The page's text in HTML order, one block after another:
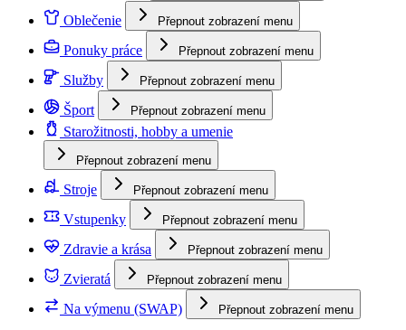
Oblečenie Přepnout zobrazení menu
Ponuky práce Přepnout zobrazení menu
Služby Přepnout zobrazení menu
Šport Přepnout zobrazení menu
Starožitnosti, hobby a umenie
Přepnout zobrazení menu
Stroje Přepnout zobrazení menu
Vstupenky Přepnout zobrazení menu
Zdravie a krása Přepnout zobrazení menu
Zvieratá Přepnout zobrazení menu
Na výmenu (SWAP) Přepnout zobrazení menu